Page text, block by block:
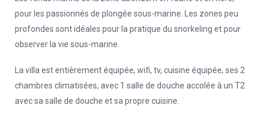
pour les passionnés de plongée sous-marine. Les zones peu
profondes sont idéales pour la pratique du snorkeling et pour
observer la vie sous-marine.
La villa est entièrement équipée, wifi, tv, cuisine équipée, ses 2
chambres climatisées, avec 1 salle de douche accolée à un T2
avec sa salle de douche et sa propre cuisine.